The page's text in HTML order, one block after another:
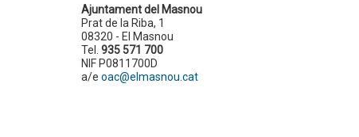
Ajuntament del Masnou
Prat de la Riba, 1
08320 - El Masnou
Tel. 935 571 700
NIF P0811700D
a/e oac@elmasnou.cat